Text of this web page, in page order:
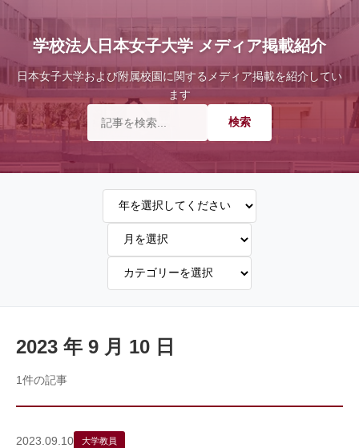
学校法人日本女子大学 メディア掲載紹介
日本女子大学および附属校園に関するメディア掲載を紹介してい
ます
2023 年 9 月 10 日
1件の記事
2023.09.10 大学教員